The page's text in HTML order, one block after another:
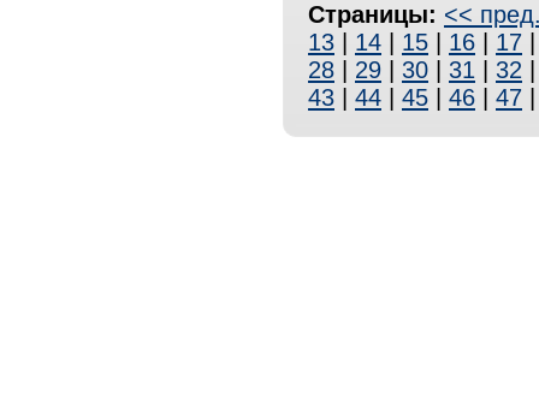
Страницы: <<
13
14 15 16 17
28
29 30 31 32
43
44 45 46 47